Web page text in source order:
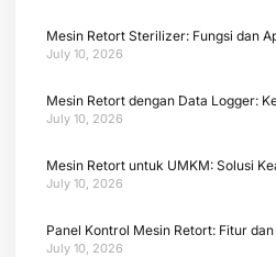
Mesin Retort Sterilizer: Fungsi dan
July 10, 2026
Mesin Retort dengan Data Logger:
July 10, 2026
Mesin Retort untuk UMKM: Solusi
July 10, 2026
Panel Kontrol Mesin Retort: Fitur dan
July 10, 2026